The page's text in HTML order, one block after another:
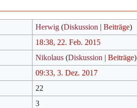
Herwig (Diskussion |Beiträge)
18:38, 22. Feb. 2015
Nikolaus (Diskussion |Beiträge)
09:33, 3. Dez. 2017
22
3